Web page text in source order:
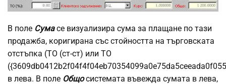
В поле Сумасе визуализира сума за плащане по тази
продажба, коригирана със стойността на търговската
отстъпка (ТО (ст-ст) или ТО
в лева. В поле Общосистемата въвежда сумата в лева,